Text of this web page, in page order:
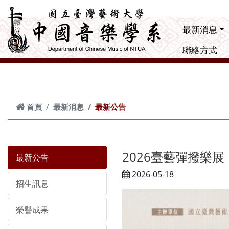
跳到主要內容
最新消息
聯絡方式
首頁 最新消息 最新公告
最新公告
招生訊息
榮譽成果
2026臺藝彈撥樂
2026-05-18